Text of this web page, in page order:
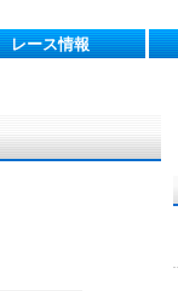
レース情報